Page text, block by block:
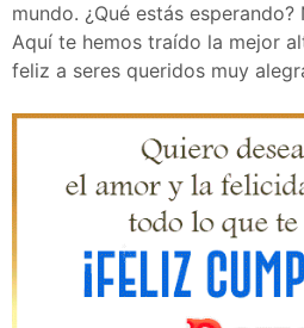
mundo. ¿Qué estás
Aquí te hemos traído la mejor
feliz a seres queridos muy